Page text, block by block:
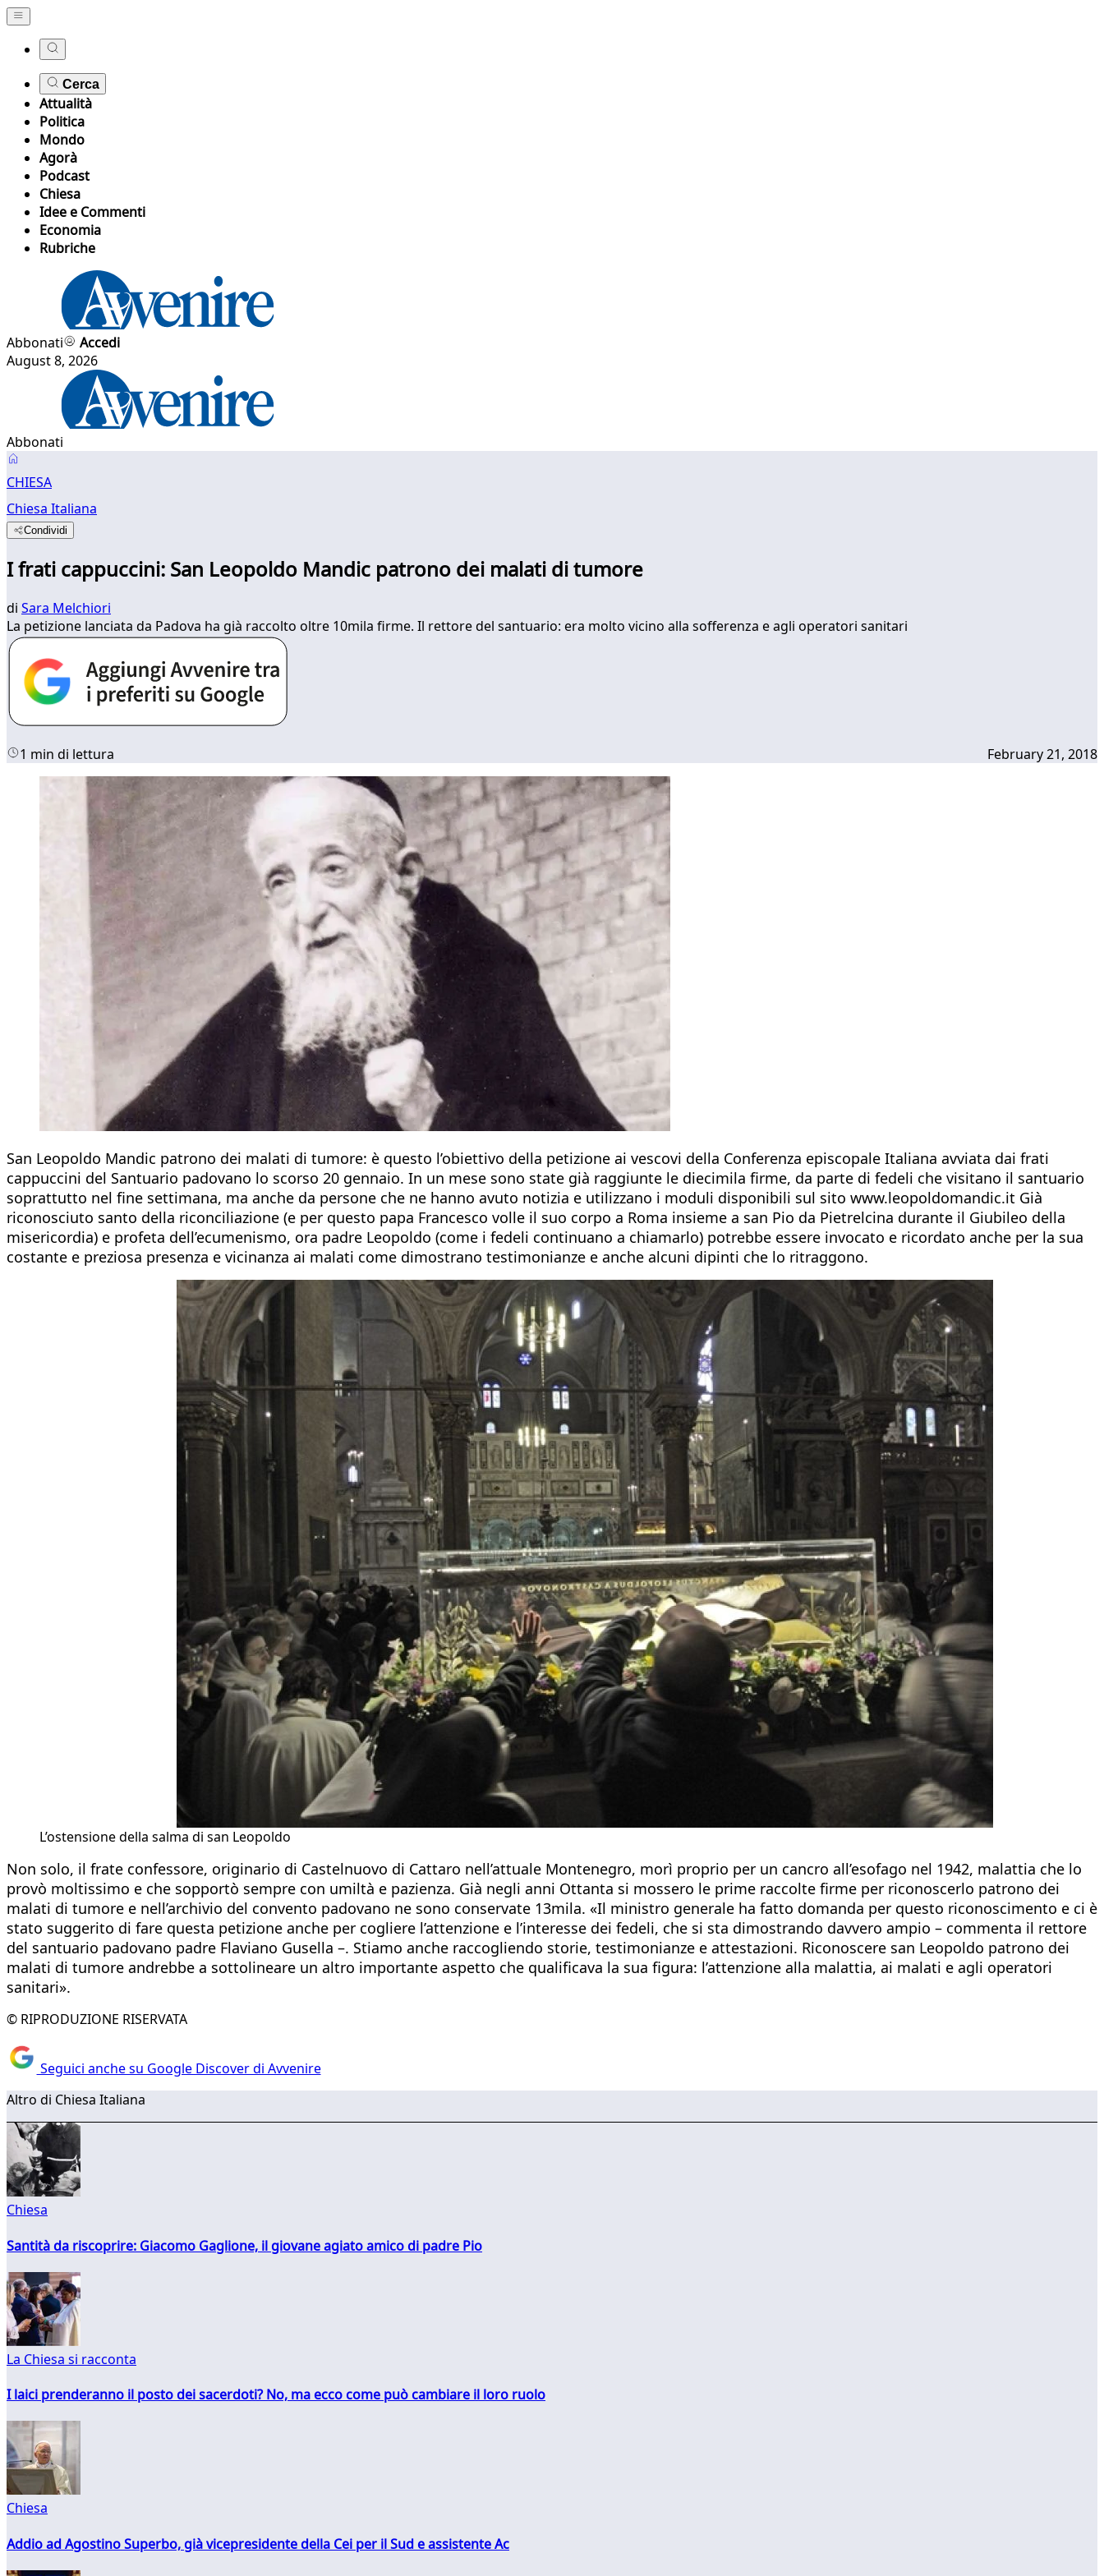
Cerca
Attualità
Politica
Mondo
Agorà
Podcast
Chiesa
Idee e Commenti
Economia
Rubriche
Abbonati
Accedi
August 8, 2026
Abbonati
CHIESA
Chiesa Italiana
Condividi
I frati cappuccini: San Leopoldo Mandic patrono dei malati di tumore
di Sara Melchiori
La petizione lanciata da Padova ha già raccolto oltre 10mila firme. Il rettore del santuario: era molto vicino alla sofferenza e agli operatori sanitari
1 min di lettura February 21, 2018
San Leopoldo Mandic patrono dei malati di tumore: è questo l’obiettivo della petizione ai vescovi della Conferenza episcopale Italiana avviata dai frati
cappuccini del Santuario padovano lo scorso 20 gennaio. In un mese sono state già raggiunte le diecimila firme, da parte di fedeli che visitano il santuario
soprattutto nel fine settimana, ma anche da persone che ne hanno avuto notizia e utilizzano i moduli disponibili sul sito www.leopoldomandic.it Già
riconosciuto santo della riconciliazione (e per questo papa Francesco volle il suo corpo a Roma insieme a san Pio da Pietrelcina durante il Giubileo della
misericordia) e profeta dell’ecumenismo, ora padre Leopoldo (come i fedeli continuano a chiamarlo) potrebbe essere invocato e ricordato anche per la sua
costante e preziosa presenza e vicinanza ai malati come dimostrano testimonianze e anche alcuni dipinti che lo ritraggono.
L’ostensione della salma di san Leopoldo
Non solo, il frate confessore, originario di Castelnuovo di Cattaro nell’attuale Montenegro, morì proprio per un cancro all’esofago nel 1942, malattia che lo
provò moltissimo e che sopportò sempre con umiltà e pazienza. Già negli anni Ottanta si mossero le prime raccolte firme per riconoscerlo patrono dei
malati di tumore e nell’archivio del convento padovano ne sono conservate 13mila. «Il ministro generale ha fatto domanda per questo riconoscimento e ci è
stato suggerito di fare questa petizione anche per cogliere l’attenzione e l’interesse dei fedeli, che si sta dimostrando davvero ampio – commenta il rettore
del santuario padovano padre Flaviano Gusella –. Stiamo anche raccogliendo storie, testimonianze e attestazioni. Riconoscere san Leopoldo patrono dei
malati di tumore andrebbe a sottolineare un altro importante aspetto che qualificava la sua figura: l’attenzione alla malattia, ai malati e agli operatori
sanitari».
© RIPRODUZIONE RISERVATA
Seguici anche su Google Discover di Avvenire
Altro di Chiesa Italiana
Chiesa
Santità da riscoprire: Giacomo Gaglione, il giovane agiato amico di padre Pio
La Chiesa si racconta
I laici prenderanno il posto dei sacerdoti? No, ma ecco come può cambiare il loro ruolo
Chiesa
Addio ad Agostino Superbo, già vicepresidente della Cei per il Sud e assistente Ac